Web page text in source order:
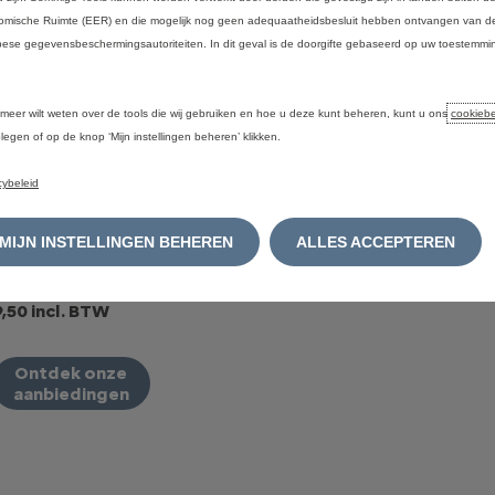
C5 X Hybrid 145 pk Automatic PLUS zonder opties.
Hybrid
Hybrid 145 ch Automatic
maand
afbetaling
incl. BTW
Ontdek onze
aanbiedingen
Ruimte (EER) en die mogelijk nog geen adequaatheidsbesluit hebben ontvangen van
gegevensbeschermingsautoriteiten. In dit geval is de doorgifte gebaseerd op uw
wilt weten over de tools die wij gebruiken en hoe u deze kunt beheren, kunt u ons
of op de knop ‘Mijn instellingen beheren’ klikken.
MIJN INSTELLINGEN BEHEREN ALLES ACCEPTEREN